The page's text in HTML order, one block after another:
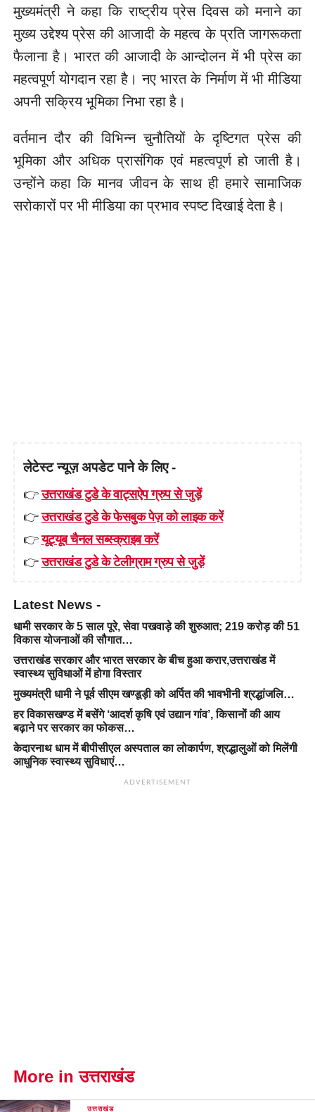
मुख्यमंत्री ने कहा कि राष्ट्रीय प्रेस दिवस को मनाने का
मुख्य उद्देश्य प्रेस की आजादी के महत्व के प्रति जागरूकता
फैलाना है। भारत की आजादी के आन्दोलन में भी प्रेस का
महत्वपूर्ण योगदान रहा है। नए भारत के निर्माण में भी मीडिया
अपनी सक्रिय भूमिका निभा रहा है।
वर्तमान दौर की विभिन्न चुनौतियों के दृष्टिगत प्रेस की
भूमिका और अधिक प्रासंगिक एवं महत्वपूर्ण हो जाती है।
उन्होंने कहा कि मानव जीवन के साथ ही हमारे सामाजिक
सरोकारों पर भी मीडिया का प्रभाव स्पष्ट दिखाई देता है।
लेटेस्ट न्यूज़ अपडेट पाने के लिए -
👉उत्तराखंड टुडे के वाट्सऐप ग्रुप से जुड़ें
👉उत्तराखंड टुडे के फेसबुक पेज़ को लाइक करें
👉यूट्यूब चैनल सब्स्क्राइब करें
👉उत्तराखंड टुडे के टेलीग्राम ग्रुप से जुड़ें
Latest News -
धामी सरकार के 5 साल पूरे, सेवा पखवाड़े की शुरुआत; 219 करोड़ की 51
विकास योजनाओं की सौगात…
उत्तराखंड सरकार और भारत सरकार के बीच हुआ करार,उत्तराखंड में
स्वास्थ्य सुविधाओं में होगा विस्तार
मुख्यमंत्री धामी ने पूर्व सीएम खण्डूड़ी को अर्पित की भावभीनी श्रद्धांजलि…
हर विकासखण्ड में बसेंगे ‘आदर्श कृषि एवं उद्यान गांव’, किसानों की आय
बढ़ाने पर सरकार का फोकस…
केदारनाथ धाम में बीपीसीएल अस्पताल का लोकार्पण, श्रद्धालुओं को मिलेंगी
आधुनिक स्वास्थ्य सुविधाएं…
ADVERTISEMENT
More in उत्तराखंड
उत्तराखंड